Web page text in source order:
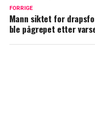
FORRIGE
Mann siktet for
ble pågrepet etter